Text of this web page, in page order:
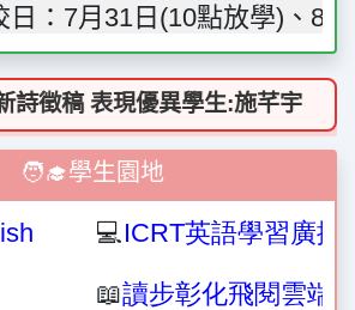
(10點放學)、8月28日(12點
表現優異學生:施芊宇 🎉
🧑‍🎓學生園地
💻ICRT英語學習廣播
📖讀步彰化飛閱雲端